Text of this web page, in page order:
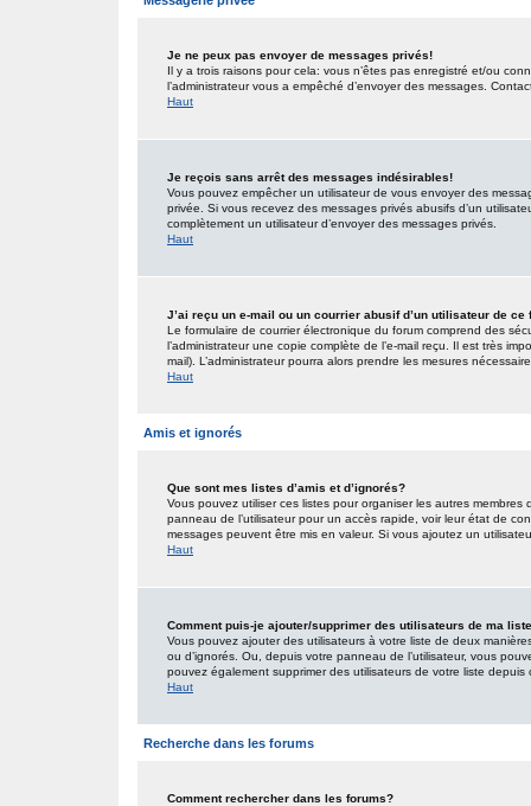
Je ne peux pas envoyer de messages privés!
Il y a trois raisons pour cela: vous n’êtes pas enregistré et/ou
l’administrateur vous a empêché d’envoyer des messages.
Haut
Je reçois sans arrêt des messages indésirables!
Vous pouvez empêcher un utilisateur de vous envoyer des
privée. Si vous recevez des messages privés abusifs d’un
complètement un utilisateur d’envoyer des messages privés.
Haut
J’ai reçu un e-mail ou un courrier abusif d’un utilisateur de ce
Le formulaire de courrier électronique du forum comprend des
l’administrateur une copie complète de l’e-mail reçu. Il est très
mail). L’administrateur pourra alors prendre les mesures
Haut
Amis et ignorés
Que sont mes listes d’amis et d’ignorés?
Vous pouvez utiliser ces listes pour organiser les autres
panneau de l’utilisateur pour un accès rapide, voir leur état de
messages peuvent être mis en valeur. Si vous ajoutez un
Haut
Comment puis-je ajouter/supprimer des utilisateurs de ma
Vous pouvez ajouter des utilisateurs à votre liste de deux
ou d’ignorés. Ou, depuis votre panneau de l’utilisateur, vous
pouvez également supprimer des utilisateurs de votre liste depuis
Haut
Recherche dans les forums
Comment rechercher dans les forums?